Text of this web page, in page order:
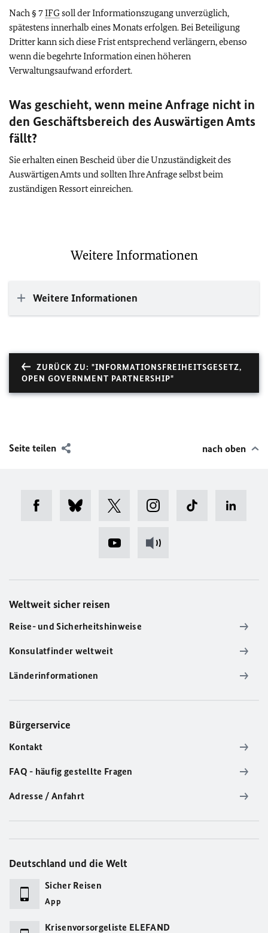
Nach § 7IFGsoll der Informationszugang unverzüglich,
spätestens innerhalb eines Monats erfolgen. Bei Beteiligung
Dritter kann sich diese Frist entsprechend verlängern, ebenso
wenn die begehrte Information einen höheren
Verwaltungsaufwand erfordert.
Was geschieht, wenn meine Anfrage nicht in
den Geschäftsbereich des Auswärtigen Amts
fällt?
Sie erhalten einen Bescheid über die Unzuständigkeit des
Auswärtigen Amts und sollten Ihre Anfrage selbst beim
zuständigen Ressort einreichen.
Weitere Informationen
Weitere Informationen
ZURÜCK ZU: "INFORMATIONSFREIHEITSGESETZ,
OPEN GOVERNMENT PARTNERSHIP"
Seite teilen nach oben
Weltweit sicher reisen
Reise- und Sicherheitshinweise
Konsulatfinder weltweit
Länderinformationen
Bürgerservice
Kontakt
FAQ - häufig gestellte Fragen
Adresse / Anfahrt
Deutschland und die Welt
Sicher Reisen
App
Krisenvorsorgeliste ELEFAND